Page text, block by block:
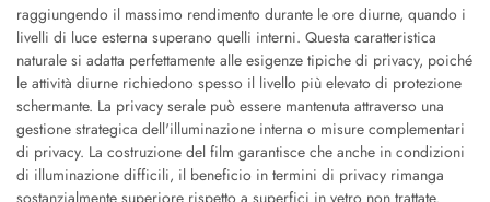
raggiungendo il massimo rendimento durante le ore diurne, quando i
livelli di luce esterna superano quelli interni. Questa caratteristica
naturale si adatta perfettamente alle esigenze tipiche di privacy, poiché
le attività diurne richiedono spesso il livello più elevato di protezione
schermante. La privacy serale può essere mantenuta attraverso una
gestione strategica dell'illuminazione interna o misure complementari
di privacy. La costruzione del film garantisce che anche in condizioni
di illuminazione difficili, il beneficio in termini di privacy rimanga
sostanzialmente superiore rispetto a superfici in vetro non trattate.